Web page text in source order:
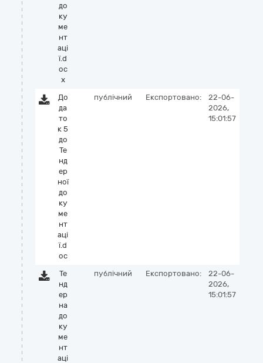
до
ку
ме
нт
аці
ї.d
oc
x
До
да
то
к 5
до
Те
нд
ер
ної
до
ку
ме
нт
аці
ї.d
oc
публічний Експортовано:
22-06-
2026,
15:01:57
Те
нд
ер
на
до
ку
ме
нт
аці
публічний Експортовано:
22-06-
2026,
15:01:57